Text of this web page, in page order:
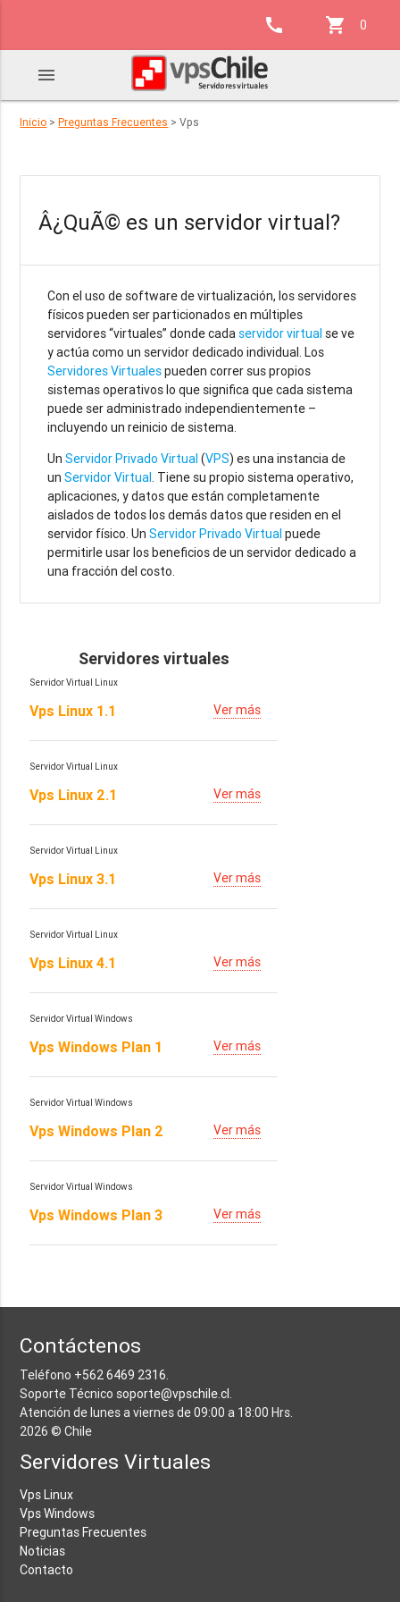
call shopping_cart 0
menu
Inicio >Preguntas Frecuentes > Vps
Â¿QuÃ© es un servidor virtual?
Con el uso de software de virtualización, los servidores
físicos pueden ser particionados en múltiples
servidores “virtuales” donde cadaservidor virtual se ve
y actúa como un servidor dedicado individual. Los
Servidores Virtualespueden correr sus propios
sistemas operativos lo que significa que cada sistema
puede ser administrado independientemente –
incluyendo un reinicio de sistema.
UnServidor Privado Virtual (VPS) es una instancia de
unServidor Virtual. Tiene su propio sistema operativo,
aplicaciones, y datos que están completamente
aislados de todos los demás datos que residen en el
servidor físico. UnServidor Privado Virtual puede
permitirle usar los beneficios de un servidor dedicado a
una fracción del costo.
Servidores virtuales
Servidor Virtual Linux
Vps Linux 1.1 Ver más
Servidor Virtual Linux
Vps Linux 2.1 Ver más
Servidor Virtual Linux
Vps Linux 3.1 Ver más
Servidor Virtual Linux
Vps Linux 4.1 Ver más
Servidor Virtual Windows
Vps Windows Plan 1 Ver más
Servidor Virtual Windows
Vps Windows Plan 2 Ver más
Servidor Virtual Windows
Vps Windows Plan 3 Ver más
Contáctenos
Teléfono +562 6469 2316
Soporte Técnico soporte@vpschile.cl
Atención de lunes a viernes de 09:00 a 18:00 Hrs.
2026 © Chile
Servidores Virtuales
Vps Linux
Vps Windows
Preguntas Frecuentes
Noticias
Contacto